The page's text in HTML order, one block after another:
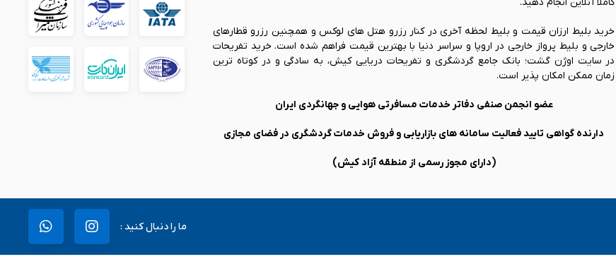
خرید بلیط ارزان قیمت و بلیط لحظه آخری در کنار رزرو هتل های لوکس و همچنین رزرو قطارهای
خارجی و بلیط پرواز خارجی در اروپا و سراسر دنیا با بهترین قیمت فراهم شده است. خرید تفریحات
در سایت اوژن گشت؛ بانک جامع گردشگری و تفریحات دریایی کیش، به سادگی و در کوتاه ترین
زمان ممکن امکان پذیر است.
عضو انجمن صنفی دفاتر خدمات مسافرتی هوایی و جهانگردی ایران
دارنده گواهی تایید فعالیت سامانه های بازاریابی و فروش خدمات گردشگری در فضای مجازی
(دارای مجوز رسمی از منطقه آزاد کیش)
ما را دنبال کنید :